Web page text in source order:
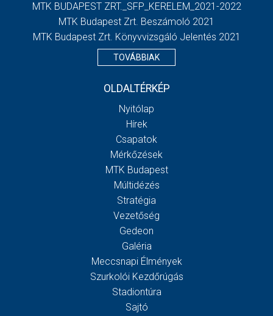
MTK BUDAPEST ZRT._SFP_KERELEM_2021-2022
MTK Budapest Zrt. Beszámoló 2021
MTK Budapest Zrt. Könyvvizsgáló Jelentés 2021
TOVÁBBIAK
OLDALTÉRKÉP
Nyitólap
Hírek
Csapatok
Mérkőzések
MTK Budapest
Múltidézés
Stratégia
Vezetőség
Gedeon
Galéria
Meccsnapi Élmények
Szurkolói Kezdőrúgás
Stadiontúra
Sajtó